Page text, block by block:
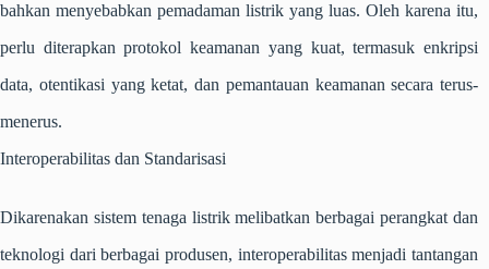
bahkan menyebabkan pemadaman listrik yang luas. Oleh karena itu,
perlu diterapkan protokol keamanan yang kuat, termasuk enkripsi
data, otentikasi yang ketat, dan pemantauan keamanan secara terus-
menerus.
Interoperabilitas dan Standarisasi
Dikarenakan sistem tenaga listrik melibatkan berbagai perangkat dan
teknologi dari berbagai produsen, interoperabilitas menjadi tantangan